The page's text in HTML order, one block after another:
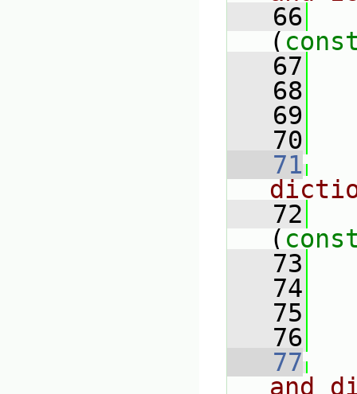
   66
(
   67
   68
   69
   70
   71
   72
(
   73
   74
   75
   76
   77
and